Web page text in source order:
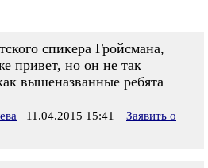
спикера Гройсмана,
привет, но он не так
вышеназванные ребята
11.04.2015 15:41
Заявить о